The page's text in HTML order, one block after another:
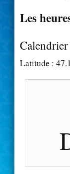
Les
Latitude :